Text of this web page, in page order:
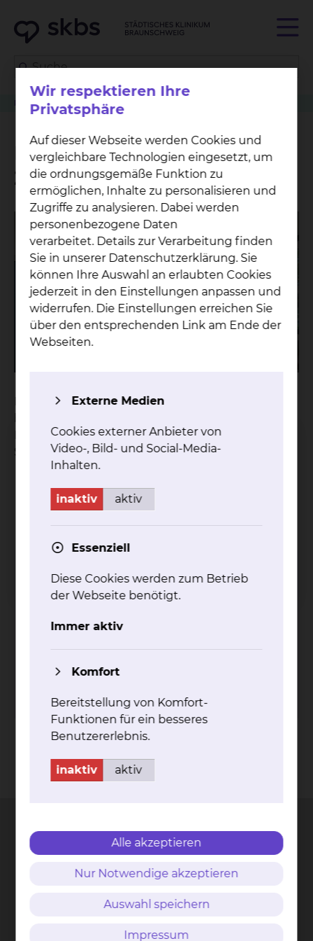
Patientenzimmer der Zukunft
Patientenzimmer der
Zukunft
Das Modell des Patientenzimmer der Zukunft
Braunschweig und kann von Ihnen auf dieser
Seite gebucht werden.
Um diesen Seiteninhalt sehen zu
können, melden Sie sich bitte mit Ihren
persönlichen Zugangsdaten in unserem
Kontakt Impressum
Städtisches Klinikum
38118 Braunschweig
Wir respektieren Ihre
Privatsphäre
Auf dieser Webseite werden Cookies und
vergleichbare Technologien eingesetzt, um
die ordnungsgemäße Funktion zu
ermöglichen, Inhalte zu personalisieren und
Zugriffe zu analysieren. Dabei werden
personenbezogene Daten
verarbeitet. Details zur Verarbeitung finden
Sie in unserer Datenschutzerklärung. Sie
können Ihre Auswahl an erlaubten Cookies
jederzeit in den Einstellungen anpassen und
widerrufen. Die Einstellungen erreichen Sie
über den entsprechenden Link am Ende der
Webseiten.
Externe Medien
Cookies externer Anbieter von
Video-, Bild- und Social-Media-
Inhalten.
inaktiv aktiv
Essenziell
Diese Cookies werden zum Betrieb
der Webseite benötigt.
Immer aktiv
Komfort
Bereitstellung von Komfort-
Funktionen für ein besseres
Benutzererlebnis.
inaktiv aktiv
Alle akzeptieren
Nur Notwendige akzeptieren
Auswahl speichern
Impressum